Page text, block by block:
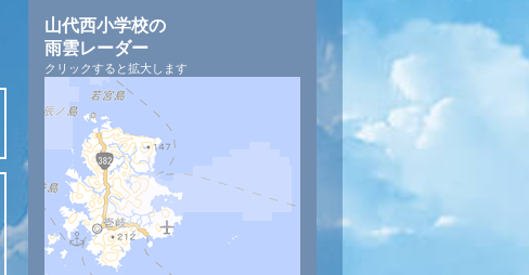
山代西小学校の
雨雲レーダー
クリックすると拡大します